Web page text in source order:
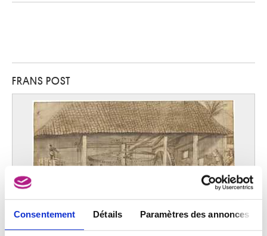
Consentement Détails Paramètres des annonces
Paduli (Italie) 1948
Palamedesz. Anthonie
Leith (Ecosse) 1602 - Amsterdam (Pays-Bas) 1673
Palatnik Abraham
Natal (Brésil) 1929
Palermo Blinky
Pallady Theodor
Iasi (Roumanie) 1871 - Bucarest (Roumanie) 1956
Palma il Giovane Jacopo
Venise (Italie) 1548 - 1628
FRANS POST
Frans Post